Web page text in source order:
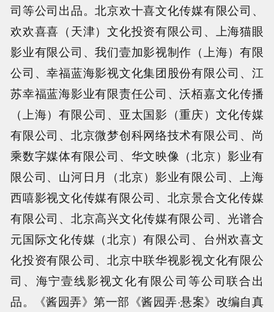
司等公司出品。北京欢十喜文化传媒有限公司、
欢欢喜喜（天津）文化投资有限公司、上海猫眼
影业有限公司、我们壹加影视制作（上海）有限
公司、幸福蓝海影视文化集团股份有限公司、江
苏幸福蓝海影业有限责任公司、沃栢嘉文化传播
（上海）有限公司、亚太国影（重庆）文化传媒
有限公司、北京微梦创科网络技术有限公司、尚
乘数字媒体有限公司、华文映像（北京）影业有
限公司、山河日月（北京）影业有限公司、上海
西嘻影视文化传媒有限公司、北京景合文化传媒
有限公司、北京高兴文化传媒有限公司、光谱合
元国际文化传媒（北京）有限公司、台州欢喜文
化投资有限公司、北京中联华视影视文化有限公
司、海宁壹线影视文化有限公司等公司联合出
品。《酱园弄》第一部《酱园弄·悬案》改编自真